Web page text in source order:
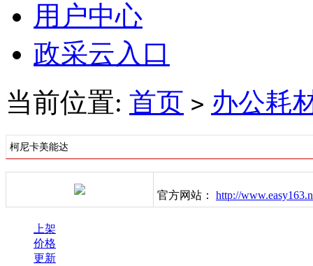
用户中心
政采云入口
当前位置: 首页 > 办公耗
柯尼卡美能达
官方网站： http://
上架
价格
更新